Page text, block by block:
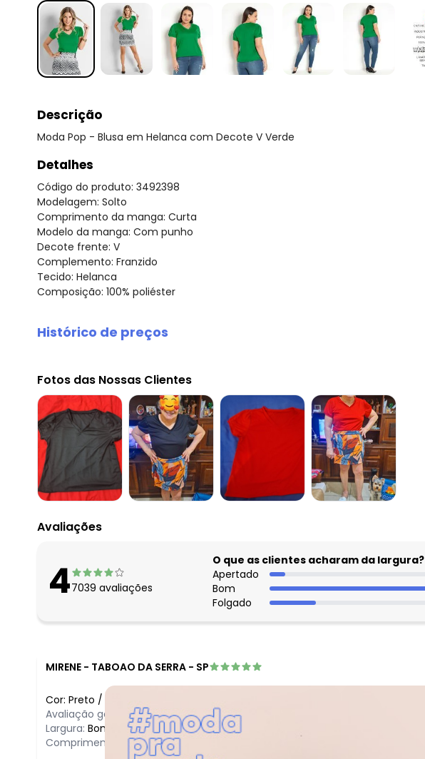
Descrição
Moda Pop - Blusa em Helanca com Decote V Verde
Detalhes
Código do produto: 3492398
Modelagem: Solto
Comprimento da manga: Curta
Modelo da manga: Com punho
Decote frente: V
Complemento: Franzido
Tecido: Helanca
Composição: 100% poliéster
Histórico de preços
agosto/2026
julho/2026
junho/2026
maio/2026
abril/2026
março/2026
fevereiro/2026
Fotos das Nossas Clientes
Avaliações
47039 avaliações
O que as clientes acharam da largura?
Apertado
Bom
Folgado
MIRENE - TABOAO DA SERRA - SP
Cor: Preto /
Avaliação geral do produto: Incrível
Largura: Bom
Comprimento:
Bom